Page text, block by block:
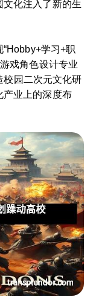
化注入了新的生
学习+职
戏角色设计专业
校园二次元文化研
产业上的深度布